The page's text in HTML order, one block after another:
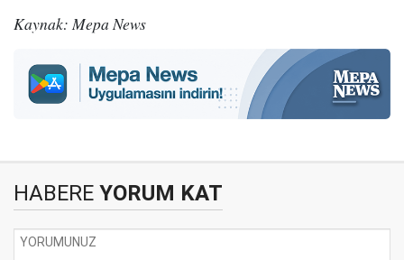
Kaynak: Mepa News
HABERE YORUM KAT